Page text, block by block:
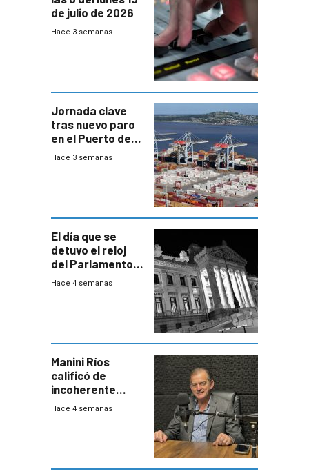
de julio de 2026
Hace 3 semanas
Jornada clave
tras nuevo paro
en el Puerto de
Montevideo
Hace 3 semanas
El día que se
detuvo el reloj
del Parlamento
para negociar
Hace 4 semanas
Manini Ríos
calificó de
incoherente
decisión de
Hace 4 semanas